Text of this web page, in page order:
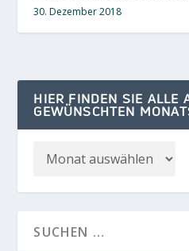
30. Dezember 2018
HIER FINDEN SIE ALLE
GEWÜNSCHTEN